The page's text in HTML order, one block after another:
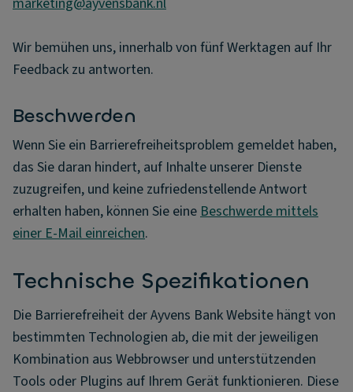
Wir bemühen uns, innerhalb von fünf Werktagen auf Ihr
Feedback zu antworten.
Beschwerden
Wenn Sie ein Barrierefreiheitsproblem gemeldet haben,
das Sie daran hindert, auf Inhalte unserer Dienste
zuzugreifen, und keine zufriedenstellende Antwort
erhalten haben, können Sie eineBeschwerde mittels
einer E-Mail einreichen.
Technische Spezifikationen
Die Barrierefreiheit der Ayvens Bank Website hängt von
bestimmten Technologien ab, die mit der jeweiligen
Kombination aus Webbrowser und unterstützenden
Tools oder Plugins auf Ihrem Gerät funktionieren. Diese